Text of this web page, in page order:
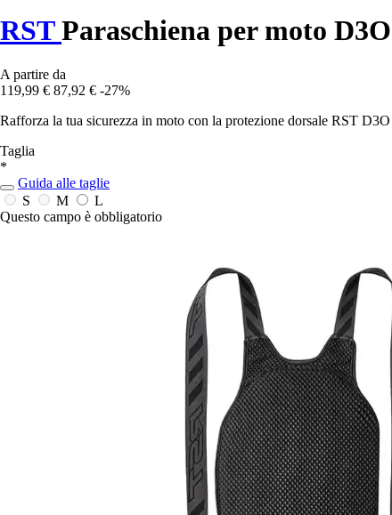
RSTParaschiena per moto
A partire da
119,99 € 87,92 € -27%
Rafforza la tua sicurezza in moto con la protezione dorsale RST
Taglia
*
Guida alle taglie
S
M
L
Questo campo è obbligatorio